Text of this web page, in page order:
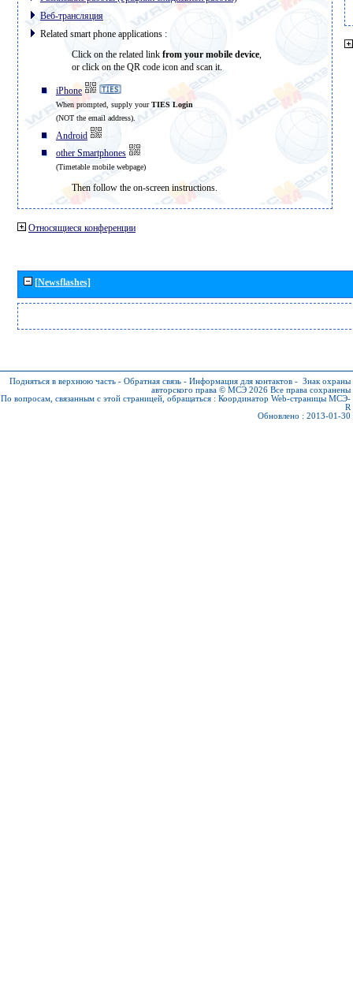
Веб-трансляция
Related smart phone applications :
Click on the related link from your mobile device
or click on the QR code icon and scan it.
iPhone
When prompted, supply yourTIES Login
(NOT the email address).
Android
other Smartphones
(Timetable mobile webpage)
Then follow the on-screen instructions.
Относящиеся конференции
[Newsflashes]
Подняться в верхнюю часть - Обратная связь - Информация для контактов - Знак охраны
авторского права © МСЭ 2026 Все права сохранены
По вопросам, связанным с этой страницей, обращаться : Координатор Web-страницы МСЭ-
R
Обновлено : 2013-01-30